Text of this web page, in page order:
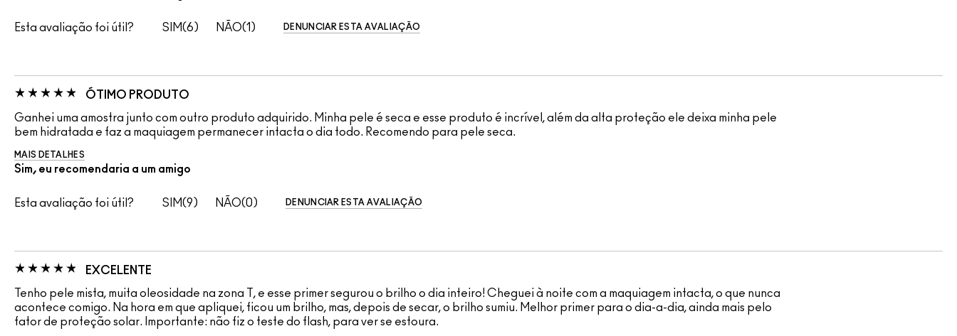
Esta avaliação foi útil? 6 1 DENUNCIAR ESTA AVALIAÇÃO
ÓTIMO PRODUTO
Ganhei uma amostra junto com outro produto adquirido. Minha pele é seca e esse produto é incrível, além da alta proteção ele deixa minha pele
bem hidratada e faz a maquiagem permanecer intacta o dia todo. Recomendo para pele seca.
MAIS DETALHES
Sim, eu recomendaria a um amigo
Esta avaliação foi útil? 9 0 DENUNCIAR ESTA AVALIAÇÃO
EXCELENTE
Tenho pele mista, muita oleosidade na zona T, e esse primer segurou o brilho o dia inteiro! Cheguei à noite com a maquiagem intacta, o que nunca
acontece comigo. Na hora em que apliquei, ficou um brilho, mas, depois de secar, o brilho sumiu. Melhor primer para o dia-a-dia, ainda mais pelo
fator de proteção solar. Importante: não fiz o teste do flash, para ver se estoura.